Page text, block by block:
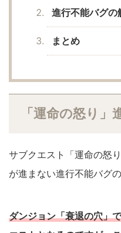
進行不能バグの
まとめ
「運命の怒り」
サブクエスト「運命の怒
が進まない進行不能バグの
ダンジョン「衰退の穴」